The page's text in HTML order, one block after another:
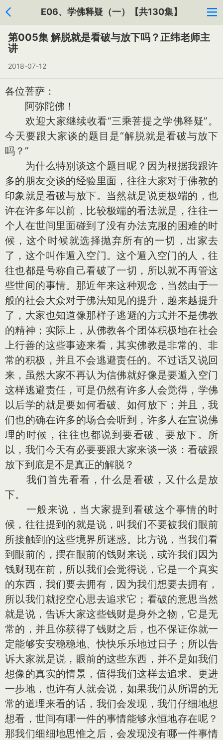
E06、学佛释疑（一）【共130集】
第005集 解脱就是看破与放下吗？正纬老师主
讲
2018-07-12
各位菩萨：
阿弥陀佛！
欢迎大家继续收看“三乘菩提之学佛释疑”。
今天要跟大家谈的题目是“解脱就是看破与放下
吗？”
为什么特别谈这个题目呢？因为根据我跟许
多的朋友交谈的经验里面，往往大家对于佛教的
印象就是看破与放下。当然就是说更极端的，也
许在许多年以前，比较极端的看法就是，往往一
个人在世间里面碰到了没有办法克服的困难的时
候，这个时候就选择抛弃所有的一切，出家去
了，这个叫作遁入空门。这个遁入空门的人，往
往也都是号称自己看破了一切，所以就不再管这
些世间的事情。那近年来这种观念，当然由于一
般的社会大众对于佛法知见的提升，越来越提升
了，大家也知道像那样子逃避的方式并不是佛教
的精神；实际上，从佛教各个团体积极地在社会
上行善的这些事迹来看，其实佛教是非常的、非
常的积极，并且不会逃避责任的。不过话又说回
来，虽然大家不再认为信佛就好像是要遁入空门
这样逃避责任，可是仍然有许多人会觉得，学佛
以后学的就是要如何看破、如何放下；并且，我
们也的确在许多的场合会听到，许多人在宣说佛
理的时候，往往也都说到要看破、要放下。所
以，我们今天有必要要跟大家来谈一谈：看破跟
放下到底是不是真正的解脱？
我们首先看看，什么是看破，又什么是放
下。
一般来说，当大家提到看破这个事情的时
候，往往提到的就是说，叫我们不要被我们眼前
所接触到的这些境界所迷惑。比方说，当我们看
到眼前的，摆在眼前的钱财来说，或许我们因为
钱财现在前，所以我们会觉得说，它是一个真实
的东西，我们要去拥有，因为我们想要去拥有，
所以我们就挖空心思去追求它；看破的意思当然
就是说，告诉大家这些钱财是身外之物，它是无
常的，并且你获得了钱财之后，也不保证你就一
定能够安安稳稳地、快快乐乐地过日子；所以告
诉大家就是说，眼前的这些东西，并不是如我们
想像的真实的情景，值得我们这样去追求。更进
一步地，也许有人就会说，如果我们从所谓的无
常的道理来看的话，我们会发现，我们仔细地想
想看，世间有哪一件的事情能够永恒地存在呢？
那我们细细地思惟之后，会发现没有哪一件事情